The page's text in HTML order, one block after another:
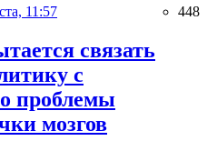
11:57 448
связать
с
проблемы
мозгов